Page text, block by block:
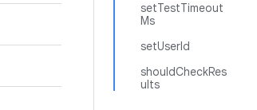
setTestTimeout
Ms
setUserId
shouldCheckRes
ults